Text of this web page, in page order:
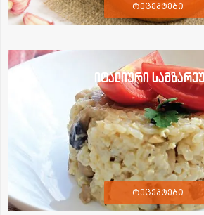
რეცეპტები
იტალიური
რეცეპტები